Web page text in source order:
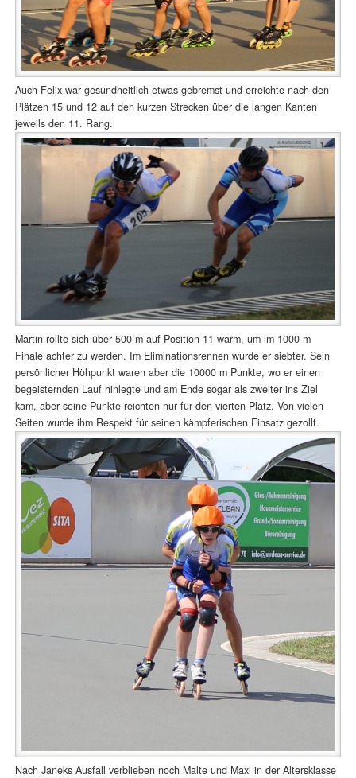
Auch Felix war gesundheitlich etwas gebremst und erreichte nach den
Plätzen 15 und 12 auf den kurzen Strecken über die langen Kanten
jeweils den 11. Rang.
Martin rollte sich über 500 m auf Position 11 warm, um im 1000 m
Finale achter zu werden. Im Eliminationsrennen wurde er siebter. Sein
persönlicher Höhpunkt waren aber die 10000 m Punkte, wo er einen
begeisternden Lauf hinlegte und am Ende sogar als zweiter ins Ziel
kam, aber seine Punkte reichten nur für den vierten Platz. Von vielen
Seiten wurde ihm Respekt für seinen kämpferischen Einsatz gezollt.
Nach Janeks Ausfall verblieben noch Malte und Maxi in der Altersklasse